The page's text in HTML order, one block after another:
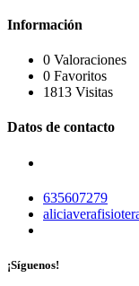
Información
0 Valoraciones
0 Favoritos
1813 Visitas
Datos de contacto
635607279
¡Síguenos!